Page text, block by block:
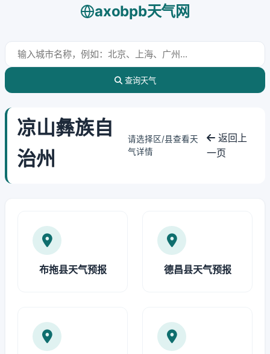
axobpb天气网
查询天气
凉山彝族自
治州
请选择区/县查看天
气详情
返回上
一页
布拖县天气预报 德昌县天气预报